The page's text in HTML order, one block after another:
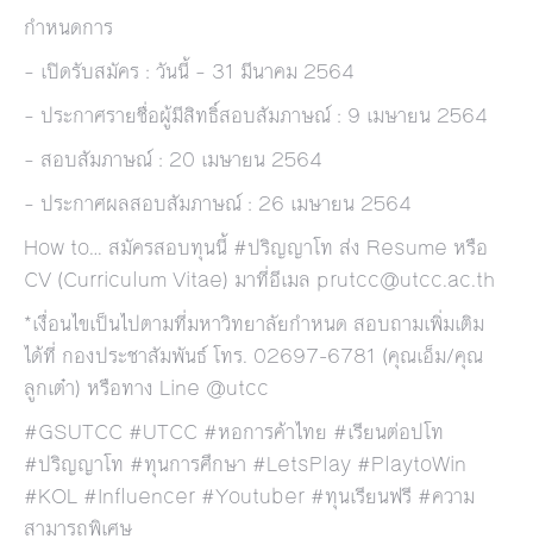
กำหนดการ
– เปิดรับสมัคร : วันนี้ – 31 มีนาคม 2564
– ประกาศรายชื่อผู้มีสิทธิ์สอบสัมภาษณ์ : 9 เมษายน 2564
– สอบสัมภาษณ์ : 20 เมษายน 2564
– ประกาศผลสอบสัมภาษณ์ : 26 เมษายน 2564
How to… สมัครสอบทุนนี้ #ปริญญาโท ส่ง Resume หรือ
CV (Curriculum Vitae) มาที่อีเมล prutcc@utcc.ac.th
*เงื่อนไขเป็นไปตามที่มหาวิทยาลัยกำหนด สอบถามเพิ่มเติม
ได้ที่ กองประชาสัมพันธ์ โทร. 02697-6781 (คุณเอ็ม/คุณ
ลูกเต๋า) หรือทาง Line @utcc
#GSUTCC #UTCC #หอการค้าไทย #เรียนต่อปโท
#ปริญญาโท #ทุนการศึกษา #LetsPlay #PlaytoWin
#KOL #Influencer #Youtuber #ทุนเรียนฟรี #ความ
สามารถพิเศษ